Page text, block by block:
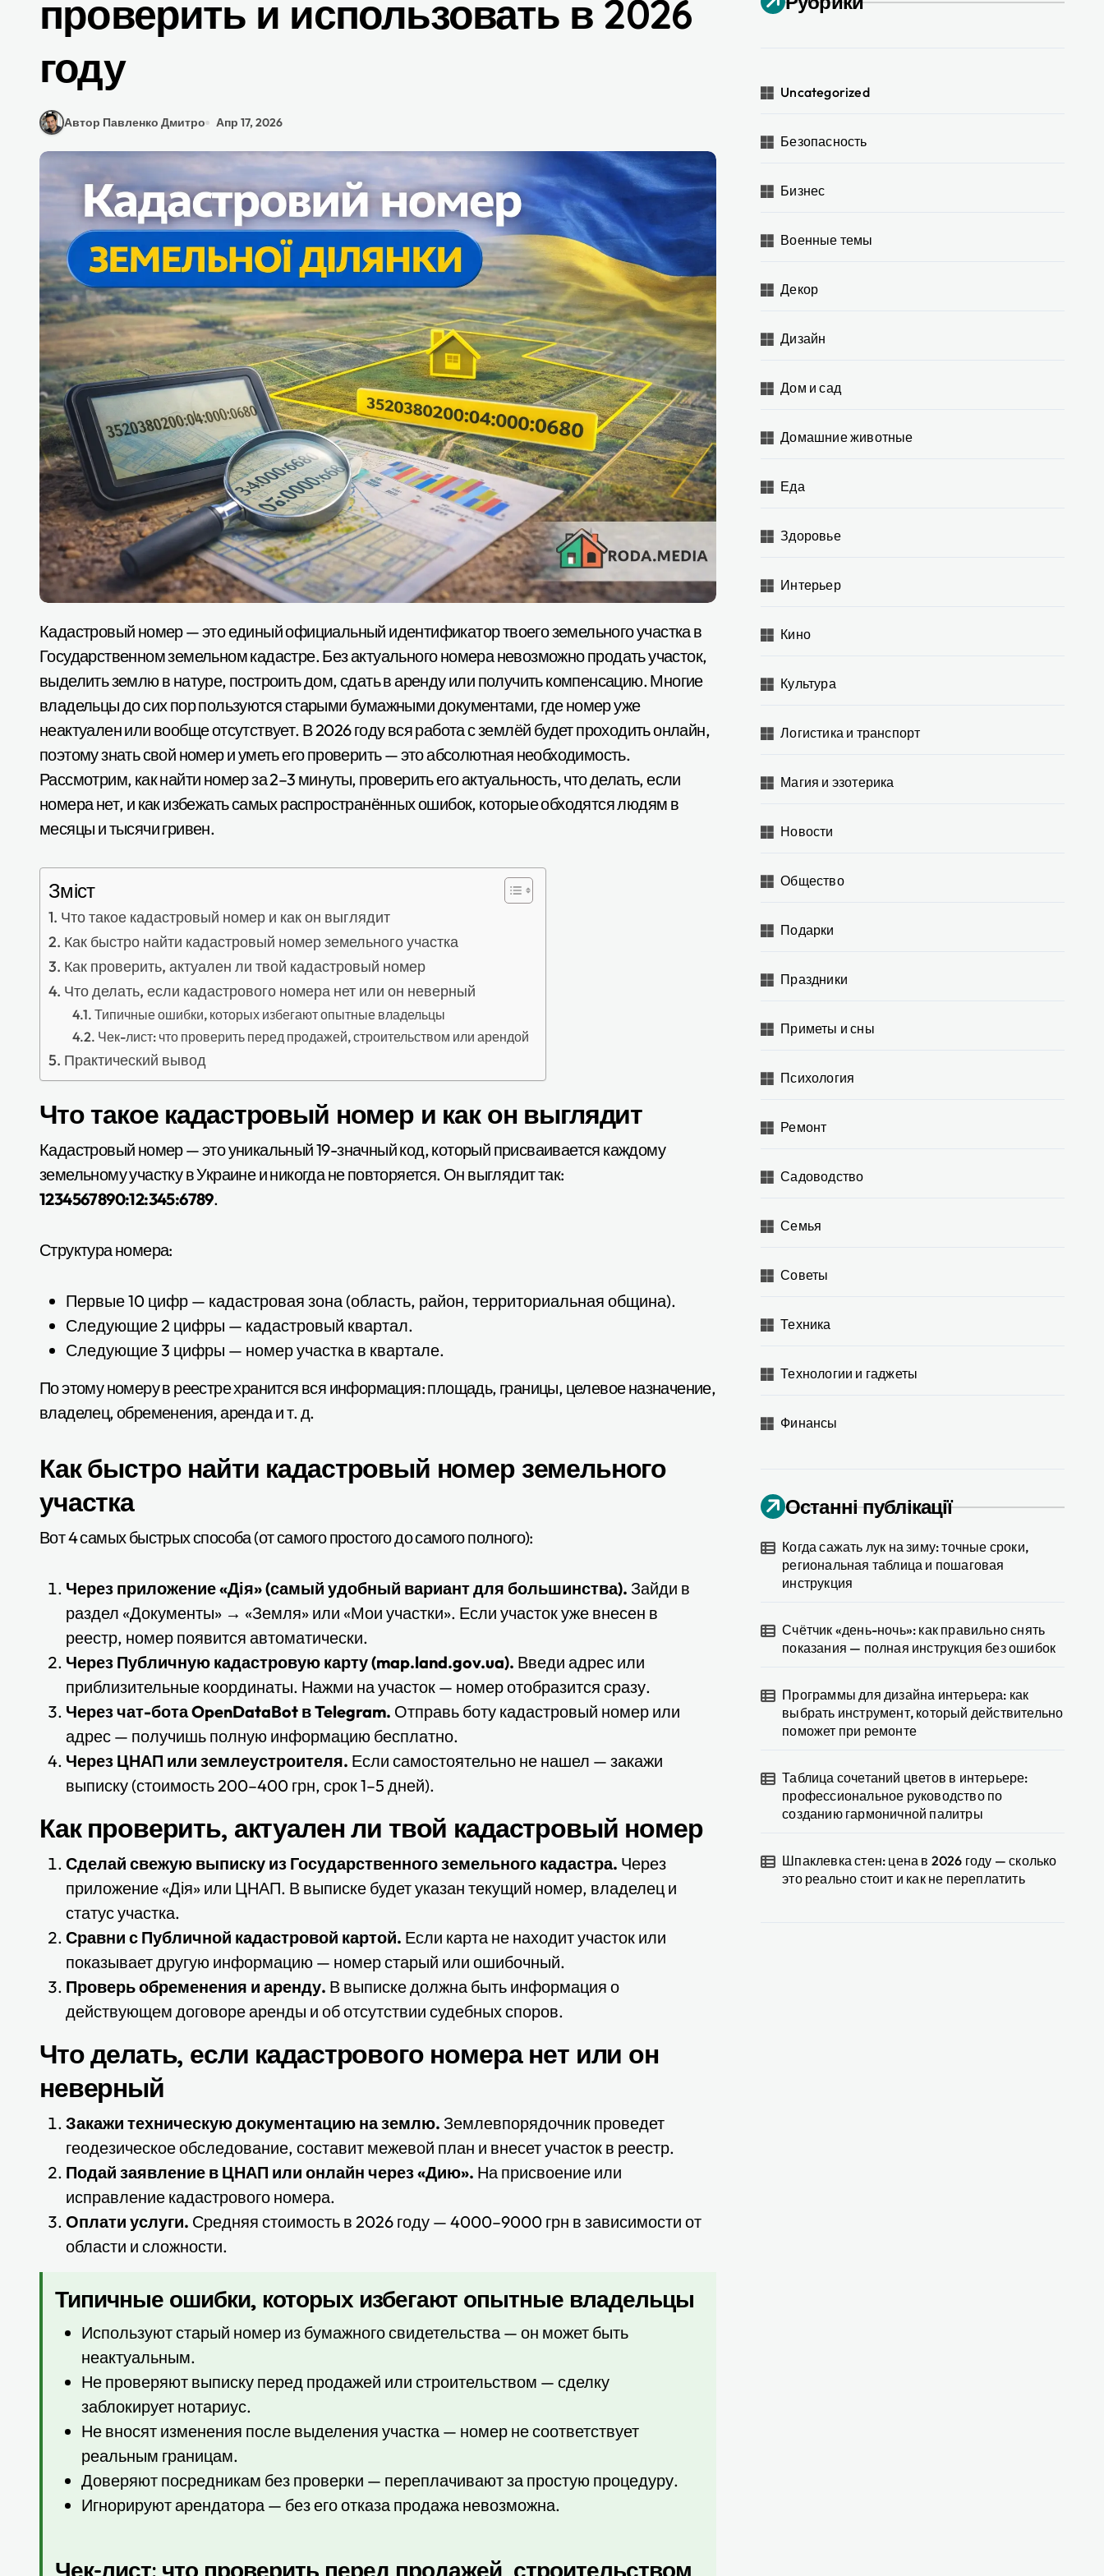
проверить и использовать в 2026
году
Автор Павленко Дмитро Апр 17, 2026
Кадастровый номер — это единый официальный идентификатор твоего земельного участка в
Государственном земельном кадастре. Без актуального номера невозможно продать участок,
выделить землю в натуре, построить дом, сдать в аренду или получить компенсацию. Многие
владельцы до сих пор пользуются старыми бумажными документами, где номер уже
неактуален или вообще отсутствует. В 2026 году вся работа с землёй будет проходить онлайн,
поэтому знать свой номер и уметь его проверить — это абсолютная необходимость.
Рассмотрим, как найти номер за 2–3 минуты, проверить его актуальность, что делать, если
номера нет, и как избежать самых распространённых ошибок, которые обходятся людям в
месяцы и тысячи гривен.
Зміст
Что такое кадастровый номер и как он выглядит
Как быстро найти кадастровый номер земельного участка
Как проверить, актуален ли твой кадастровый номер
Что делать, если кадастрового номера нет или он неверный
Типичные ошибки, которых избегают опытные владельцы
Чек-лист: что проверить перед продажей, строительством или арендой
Практический вывод
Что такое кадастровый номер и как он выглядит
Кадастровый номер — это уникальный 19-значный код, который присваивается каждому
земельному участку в Украине и никогда не повторяется. Он выглядит так:
1234567890:12:345:6789.
Структура номера:
Первые 10 цифр — кадастровая зона (область, район, территориальная община).
Следующие 2 цифры — кадастровый квартал.
Следующие 3 цифры — номер участка в квартале.
По этому номеру в реестре хранится вся информация: площадь, границы, целевое назначение,
владелец, обременения, аренда и т. д.
Как быстро найти кадастровый номер земельного
участка
Вот 4 самых быстрых способа (от самого простого до самого полного):
Через приложение «Дія» (самый удобный вариант для большинства). Зайди в
раздел «Документы» → «Земля» или «Мои участки». Если участок уже внесен в
реестр, номер появится автоматически.
Через Публичную кадастровую карту (map.land.gov.ua). Введи адрес или
приблизительные координаты. Нажми на участок — номер отобразится сразу.
Через чат-бота OpenDataBot в Telegram. Отправь боту кадастровый номер или
адрес — получишь полную информацию бесплатно.
Через ЦНАП или землеустроителя. Если самостоятельно не нашел — закажи
выписку (стоимость 200–400 грн, срок 1–5 дней).
Как проверить, актуален ли твой кадастровый номер
Сделай свежую выписку из Государственного земельного кадастра. Через
приложение «Дія» или ЦНАП. В выписке будет указан текущий номер, владелец и
статус участка.
Сравни с Публичной кадастровой картой. Если карта не находит участок или
показывает другую информацию — номер старый или ошибочный.
Проверь обременения и аренду. В выписке должна быть информация о
действующем договоре аренды и об отсутствии судебных споров.
Что делать, если кадастрового номера нет или он
неверный
Закажи техническую документацию на землю. Землевпорядочник проведет
геодезическое обследование, составит межевой план и внесет участок в реестр.
Подай заявление в ЦНАП или онлайн через «Дию». На присвоение или
исправление кадастрового номера.
Оплати услуги. Средняя стоимость в 2026 году — 4000–9000 грн в зависимости от
области и сложности.
Типичные ошибки, которых избегают опытные владельцы
Используют старый номер из бумажного свидетельства — он может быть
неактуальным.
Не проверяют выписку перед продажей или строительством — сделку
заблокирует нотариус.
Не вносят изменения после выделения участка — номер не соответствует
реальным границам.
Доверяют посредникам без проверки — переплачивают за простую процедуру.
Игнорируют арендатора — без его отказа продажа невозможна.
Чек-лист: что проверить перед продажей, строительством
Uncategorized
Безопасность
Бизнес
Военные темы
Декор
Дизайн
Дом и сад
Домашние животные
Еда
Здоровье
Интерьер
Кино
Культура
Логистика и транспорт
Магия и эзотерика
Новости
Общество
Подарки
Праздники
Приметы и сны
Психология
Ремонт
Садоводство
Семья
Советы
Техника
Технологии и гаджеты
Финансы
Останні публікації
Когда сажать лук на зиму: точные сроки,
региональная таблица и пошаговая
инструкция
Счётчик «день-ночь»: как правильно снять
показания — полная инструкция без ошибок
Программы для дизайна интерьера: как
выбрать инструмент, который действительно
поможет при ремонте
Таблица сочетаний цветов в интерьере:
профессиональное руководство по
созданию гармоничной палитры
Шпаклевка стен: цена в 2026 году — сколько
это реально стоит и как не переплатить